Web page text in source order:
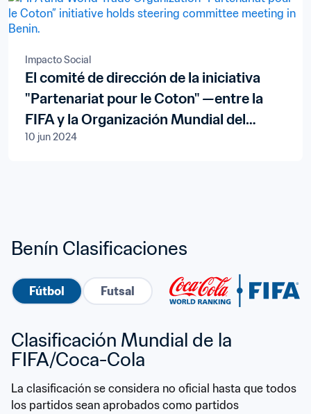
Impacto Social
El comité de dirección de la iniciativa
"Partenariat pour le Coton" —entre la
FIFA y la Organización Mundial del
Comercio (OMC)— se reúne en Benín
10 jun 2024
Benín Clasificaciones
Fútbol Futsal
Clasificación Mundial de la
FIFA/Coca-Cola
La clasificación se considera no oficial hasta que todos
los partidos sean aprobados como partidos